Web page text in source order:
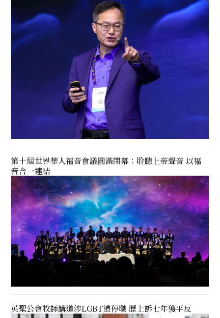
第十屆世界華人福音會議圓滿閉幕：聆聽上帝聲音 以福
音合一連結
英聖公會牧師講道涉LGBT遭停職 歷上訴七年獲平反